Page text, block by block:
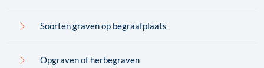
Soorten graven op begraafplaats
Opgraven of herbegraven